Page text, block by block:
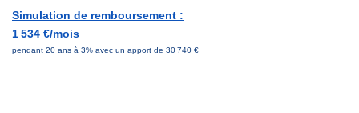
Simulation de remboursement :
1 534 €/mois
pendant 20 ans à 3% avec un apport de 30 740 €